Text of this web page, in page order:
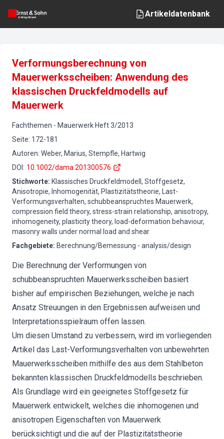
Artikeldatenbank
Verformungsberechnung von
Mauerwerksscheiben: Anwendung des
klassischen Druckfeldmodells auf
Mauerwerk
Fachthemen - Mauerwerk Heft3/2013
Seite: 172-181
Autoren: Weber, Marius, Stempfle, Hartwig
DOI : 10.1002/dama.201300576
Stichworte: Klassisches Druckfeldmodell, Stoffgesetz,
Anisotropie, Inhomogenität, Plastizitätstheorie, Last-
Verformungsverhalten, schubbeanspruchtes Mauerwerk,
compression field theory, stress-strain relationship, anisotropy,
inhomogeneity, plasticity theory, load-deformation behaviour,
masonry walls under normal load and shear
Fachgebiete: Berechnung/Bemessung - analysis/design
Die Berechnung der Verformungen von
schubbeanspruchten Mauerwerksscheiben basiert
bisher auf empirischen Beziehungen, welche je nach
Ansatz Streuungen in den Ergebnissen aufweisen und
Interpretationsspielraum offen lassen.
Um diesen Umstand zu verbessern, wird im vorliegenden
Artikel das Last-Verformungsverhalten von unbewehrten
Mauerwerksscheiben mithilfe des aus dem Stahlbeton
bekannten klassischen Druckfeldmodells beschrieben.
Als Grundlage wird ein geeignetes Stoffgesetz für
Mauerwerk entwickelt, welches die inhomogenen und
anisotropen Eigenschaften von Mauerwerk
berücksichtigt und die auf der Plastizitätstheorie